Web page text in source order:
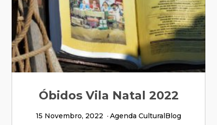
Óbidos Vila Natal 2022
15 Novembro, 2022 Agenda CulturalBlog